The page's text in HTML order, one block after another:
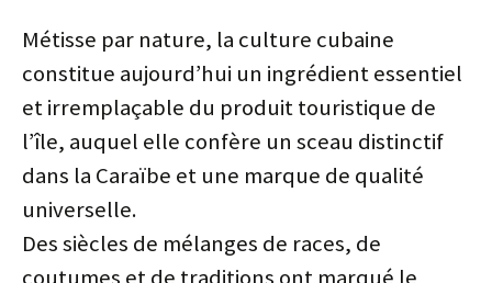
Métisse par nature, la culture cubaine
constitue aujourd’hui un ingrédient essentiel
et irremplaçable du produit touristique de
l’île, auquel elle confère un sceau distinctif
dans la Caraïbe et une marque de qualité
universelle.
Des siècles de mélanges de races, de